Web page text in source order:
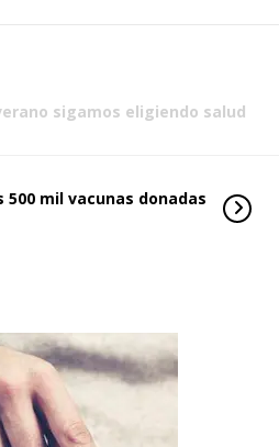
sigamos eligiendo salud
mil vacunas donadas